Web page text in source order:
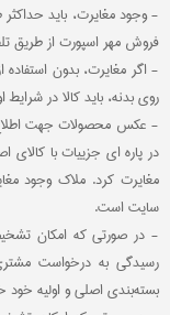
فروش مهر اسپورت از طریق
- اگر مغایرت، بدون
روی بدنه، باید کالا در
- عکس محصولات جهت
در پاره ای جزییات با کالای
مغایرت کرد. ملاک وجود
سایت است.
- در صورتی که امکان
رسیدگی به درخواست
بسته‌بندی اصلی و اولیه خود